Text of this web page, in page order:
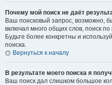
Почему мой поиск не даёт
Ваш поисковый запрос, возможно,
включал много общих слов, поиск
Будьте более конкретны и
поиска.
Вернуться к началу
В результате моего поиска я
Ваш поиск дал слишком большое